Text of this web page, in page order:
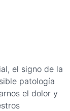
el signo de la
patología
el dolor y